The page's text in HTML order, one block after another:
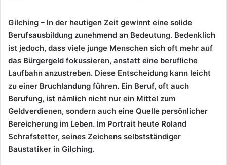
E-
Mail
Gilching – In der heutigen Zeit gewinnt eine solide
Berufsausbildung zunehmend an Bedeutung. Bedenklich
ist jedoch, dass viele junge Menschen sich oft mehr auf
das Bürgergeld fokussieren, anstatt eine berufliche
Laufbahn anzustreben. Diese Entscheidung kann leicht
zu einer Bruchlandung führen. Ein Beruf, oft auch
Berufung, ist nämlich nicht nur ein Mittel zum
Geldverdienen, sondern auch eine Quelle persönlicher
Bereicherung im Leben. Im Portrait heute Roland
Schrafstetter, seines Zeichens selbstständiger
Baustatiker in Gilching.